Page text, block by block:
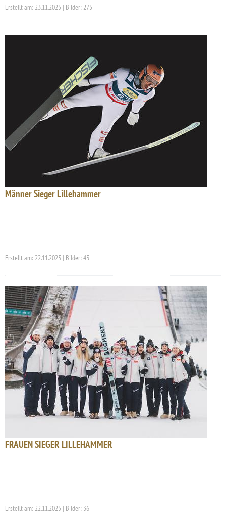
Erstellt am: 23.11.2025 | Bilder: 275
Männer Sieger Lillehammer
Erstellt am: 22.11.2025 | Bilder: 43
FRAUEN SIEGER LILLEHAMMER
Erstellt am: 22.11.2025 | Bilder: 36